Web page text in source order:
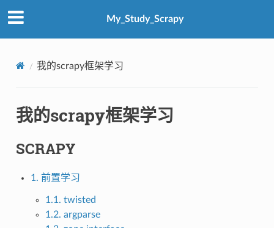
My_Study_Scrapy
我的scrapy框架学习
我的scrapy框架学习
SCRAPY
1. 前置学习
1.1. twisted
1.2. argparse